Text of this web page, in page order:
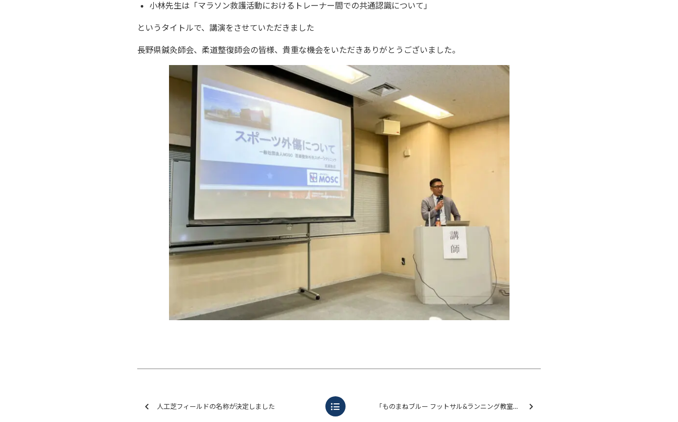
小林先生は「マラソン救護活動におけるトレーナー間での共通認識について」
というタイトルで、講演をさせていただきました
長野県鍼灸師会、柔道整復師会の皆様、貴重な機会をいただきありがとうございました。
人工芝フィールドの名称が決定しました 「ものまねブルー フットサル&ランニング教室」を開催します